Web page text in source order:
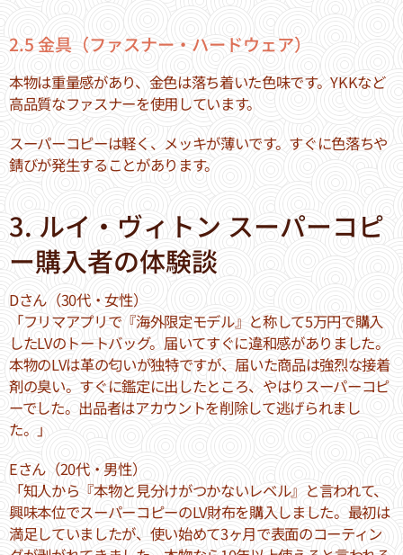
2.5 金具（ファスナー・ハードウェア）
本物は重量感があり、金色は落ち着いた色味です。YKKなど
高品質なファスナーを使用しています。
スーパーコピーは軽く、メッキが薄いです。すぐに色落ちや
錆びが発生することがあります。
3. ルイ・ヴィトン スーパーコピ
ー購入者の体験談
Dさん（30代・女性）
「フリマアプリで『海外限定モデル』と称して5万円で購入
したLVのトートバッグ。届いてすぐに違和感がありました。
本物のLVは革の匂いが独特ですが、届いた商品は強烈な接着
剤の臭い。すぐに鑑定に出したところ、やはりスーパーコピ
ーでした。出品者はアカウントを削除して逃げられまし
た。」
Eさん（20代・男性）
「知人から『本物と見分けがつかないレベル』と言われて、
興味本位でスーパーコピーのLV財布を購入しました。最初は
満足していましたが、使い始めて3ヶ月で表面のコーティン